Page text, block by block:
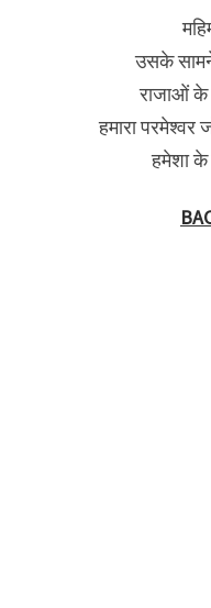
उसके
राजाओं
हमारा
हमेशा के